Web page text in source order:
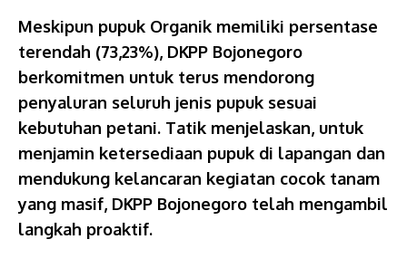
Meskipun pupuk Organik memiliki persentase
terendah (73,23%), DKPP Bojonegoro
berkomitmen untuk terus mendorong
penyaluran seluruh jenis pupuk sesuai
kebutuhan petani. Tatik menjelaskan, untuk
menjamin ketersediaan pupuk di lapangan dan
mendukung kelancaran kegiatan cocok tanam
yang masif, DKPP Bojonegoro telah mengambil
langkah proaktif.